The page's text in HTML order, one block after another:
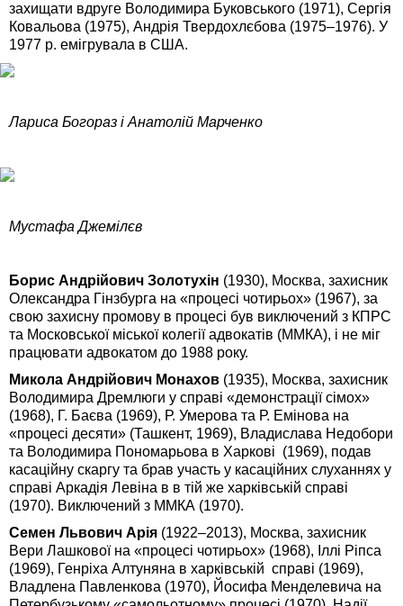
захищати вдруге Володимира Буковського (1971), Сергія
Ковальова (1975), Андрія Твердохлєбова (1975–1976). У
1977 р. емігрувала в США.
Лариса Богораз і Анатолій Марченко
Мустафа Джемілєв
Борис Андрійович Золотухін (1930), Москва, захисник
Олександра Гінзбурга на «процесі чотирьох» (1967), за
свою захисну промову в процесі був виключений з КПРС
та Московської міської колегії адвокатів (ММКА), і не міг
працювати адвокатом до 1988 року.
Микола Андрійович Монахов (1935), Москва, захисник
Володимира Дремлюги у справі «демонстрації сімох»
(1968), Г. Баєва (1969), Р. Умерова та Р. Емінова на
«процесі десяти» (Ташкент, 1969), Владислава Недобори
та Володимира Пономарьова в Харкові (1969), подав
касаційну скаргу та брав участь у касаційних слуханнях у
справі Аркадія Левіна в в тій же харківській справі
(1970). Виключений з ММКА (1970).
Семен Львович Арія (1922–2013), Москва, захисник
Вери Лашкової на «процесі чотирьох» (1968), Іллі Ріпса
(1969), Генріха Алтуняна в харківській справі (1969),
Владлена Павленкова (1970), Йосифа Менделевича на